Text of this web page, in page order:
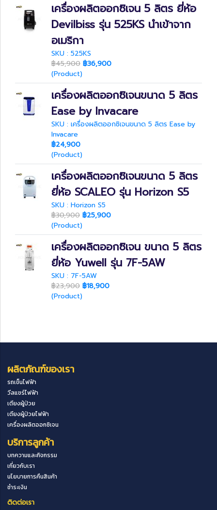
เครื่องผลิตออกซิเจน 5 ลิตร ยี่ห้อ
Devilbiss รุ่น 525KS นำเข้าจาก
อเมริกา
SKU : 525KS
฿45,900 ฿36,900
(Product)
เครื่องผลิตออกซิเจนขนาด 5 ลิตร
Ease by Invacare
SKU : เครื่องผลิตออกซิเจนขนาด 5 ลิตร Ease by
Invacare
฿24,900
(Product)
เครื่องผลิตออกซิเจนขนาด 5 ลิตร
ยี่ห้อ SCALEO รุ่น Horizon S5
SKU : Horizon S5
฿30,900 ฿25,900
(Product)
เครื่องผลิตออกซิเจน ขนาด 5 ลิตร
ยี่ห้อ Yuwell รุ่น 7F-5AW
SKU : 7F-5AW
฿23,900 ฿18,900
(Product)
ผลิตภัณฑ์ของเรา
รถเข็นไฟฟ้า
วีลแชร์ไฟฟ้า
เตียงผู้ป่วย
เตียงผู้ป่วยไฟฟ้า
เครื่องผลิตออกซิเจน
บริการลูกค้า
บทความและกิจกรรม
เกี่ยวกับเรา
นโยบายการคืนสินค้า
ชำระเงิน
ติดต่อเรา